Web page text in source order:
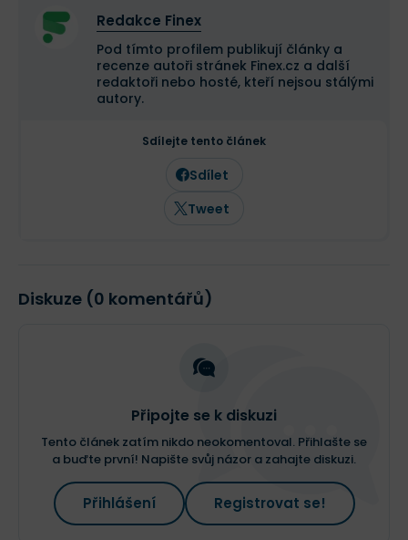
Redakce Finex
Pod tímto profilem publikují články a
recenze autoři stránek Finex.cz a další
redaktoři nebo hosté, kteří nejsou stálými
autory.
Sdílejte tento článek
Sdílet
Tweet
Diskuze (0 komentářů)
Připojte se k diskuzi
Tento článek zatím nikdo neokomentoval. Přihlašte se
a buďte první! Napište svůj názor a zahajte diskuzi.
Přihlášení Registrovat se!